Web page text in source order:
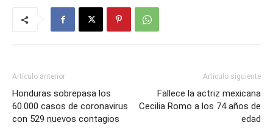
Artículo anterior
Honduras sobrepasa los
60.000 casos de coronavirus
con 529 nuevos contagios
Artículo siguiente
Fallece la actriz mexicana
Cecilia Romo a los 74 años de
edad